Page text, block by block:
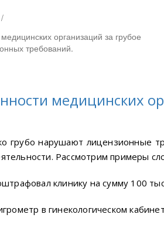
/
организаций за грубое
требований.
медицинских
грубо нарушают лицензионные
Рассмотрим примеры
клинику на сумму 100
в гинекологическом